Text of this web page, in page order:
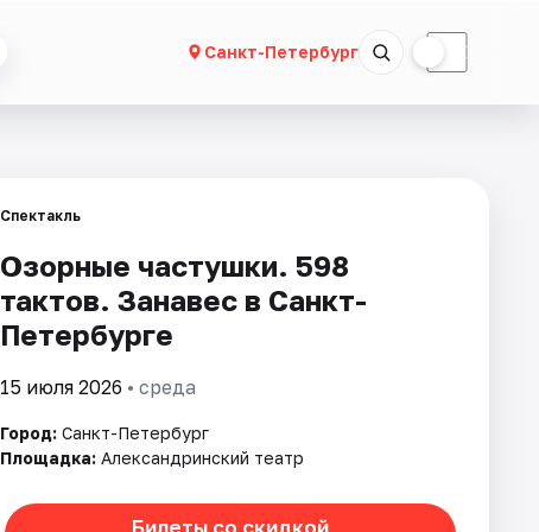
Санкт-Петербург ☾
Спектакль
Озорные частушки. 598
тактов. Занавес в Санкт-
Петербурге
15 июля 2026 • среда
Город: Санкт-Петербург
Площадка: Александринский театр
Билеты со скидкой